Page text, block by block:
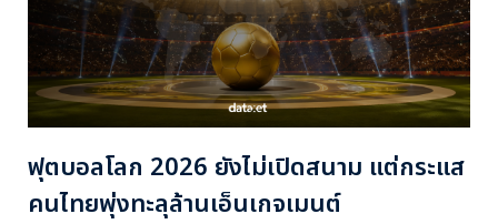
ฟุตบอลโลก 2026 ยังไม่เปิดสนาม แต่กระแส
คนไทยพุ่งทะลุล้านเอ็นเกจเมนต์